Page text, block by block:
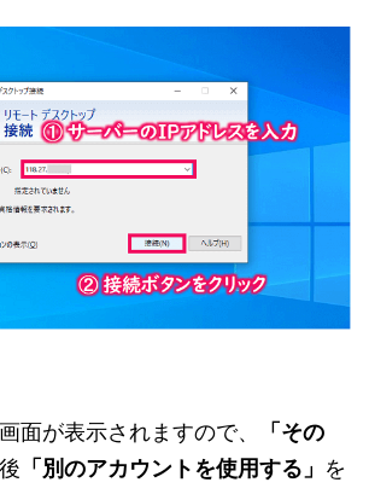
面が表示されますので、
「その
「別のアカウントを使用する」 を